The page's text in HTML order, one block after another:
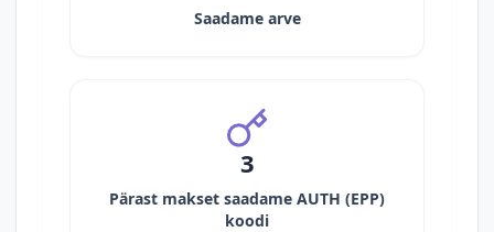
Saadame arve
3
Pärast makset saadame AUTH (EPP)
koodi